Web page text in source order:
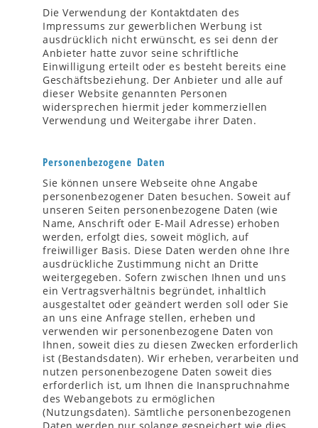
Die Verwendung der Kontaktdaten des
Impressums zur gewerblichen Werbung ist
ausdrücklich nicht erwünscht, es sei denn der
Anbieter hatte zuvor seine schriftliche
Einwilligung erteilt oder es besteht bereits eine
Geschäftsbeziehung. Der Anbieter und alle auf
dieser Website genannten Personen
widersprechen hiermit jeder kommerziellen
Verwendung und Weitergabe ihrer Daten.
Personenbezogene Daten
Sie können unsere Webseite ohne Angabe
personenbezogener Daten besuchen. Soweit auf
unseren Seiten personenbezogene Daten (wie
Name, Anschrift oder E-Mail Adresse) erhoben
werden, erfolgt dies, soweit möglich, auf
freiwilliger Basis. Diese Daten werden ohne Ihre
ausdrückliche Zustimmung nicht an Dritte
weitergegeben. Sofern zwischen Ihnen und uns
ein Vertragsverhältnis begründet, inhaltlich
ausgestaltet oder geändert werden soll oder Sie
an uns eine Anfrage stellen, erheben und
verwenden wir personenbezogene Daten von
Ihnen, soweit dies zu diesen Zwecken erforderlich
ist (Bestandsdaten). Wir erheben, verarbeiten und
nutzen personenbezogene Daten soweit dies
erforderlich ist, um Ihnen die Inanspruchnahme
des Webangebots zu ermöglichen
(Nutzungsdaten). Sämtliche personenbezogenen